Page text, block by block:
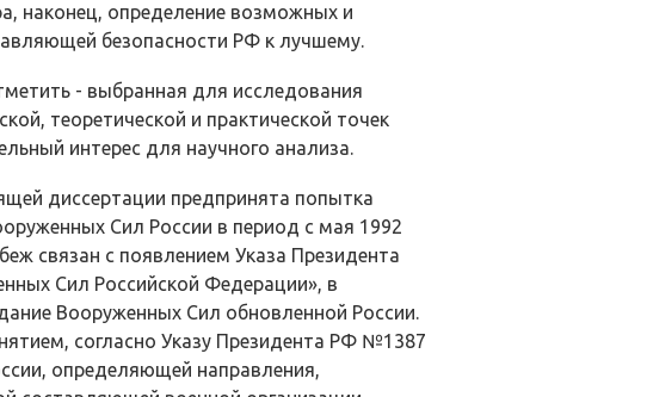
наконец, определение возможных и
безопасности РФ к лучшему.
- выбранная для исследования
теоретической и практической точек
интерес для научного анализа.
диссертации предпринята попытка
Сил России в период с мая 1992
связан с появлением Указа Президента
Сил Российской Федерации», в
Вооруженных Сил обновленной России.
согласно Указу Президента РФ №1387
определяющей направления,